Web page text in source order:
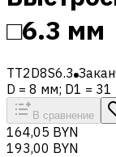
□6.3 мм
TT2D8S6.3
D = 8 мм; D1 =
В сравнение
164,05 BYN
193,00 BYN